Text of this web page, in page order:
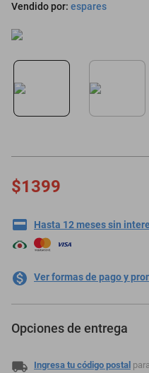
Vendido por: espares
$1399
Hasta 12 meses sin
Ver formas de pago y
Opciones de entrega
Ingresa tu código postal
colchones
oppo
motoneta